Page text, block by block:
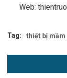
Web:
Tag: thiết bị mầm